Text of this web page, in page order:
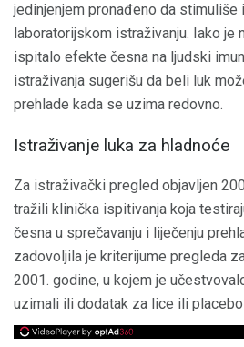
jedinjenjem pronađeno da
laboratorijskom istraživanju. Iako je
ispitalo efekte česna na ljudski
istraživanja sugerišu da beli luk
prehlade kada se uzima redovno.
Istraživanje luka za hladnoće
Za istraživački pregled objavljen
tražili klinička ispitivanja koja
česna u sprečavanju i liječenju
zadovoljila je kriterijume pregleda
2001. godine, u kojem je
uzimali ili dodatak za lice ili